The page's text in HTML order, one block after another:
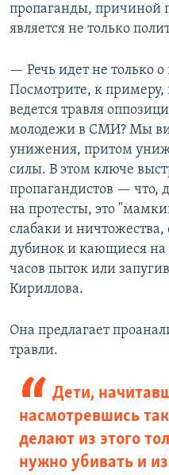
720p
пропаганды, причиной
является не только
— Речь идет не только
Посмотрите, к
ведется травля
молодежи в СМИ? Мы
унижения, притом
силы. В этом ключе
пропагандистов — что,
на протесты, это
слабаки и
дубинок и кающиеся на
часов пыток или
Кириллова.
Она предлагает
травли.
Дети,
насмотревшись
делают из этого
нужно убивать и